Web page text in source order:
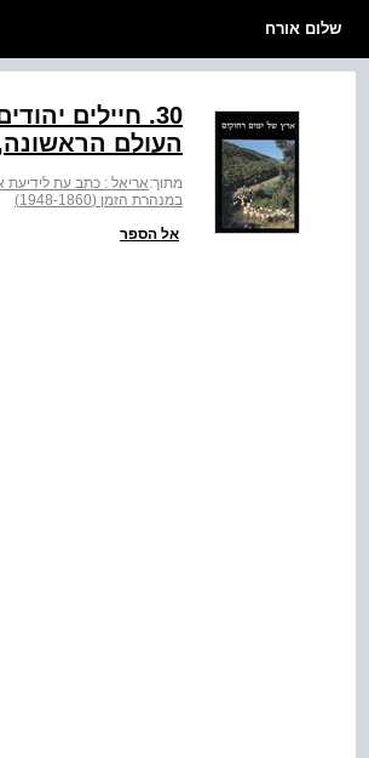
שלום אורח
‭.30‬ חיילים
העולם הראשונה,
מתוך:אריאל : כתב עת לידיעת
במנהרת הזמן (1948-1860)
אל הספר